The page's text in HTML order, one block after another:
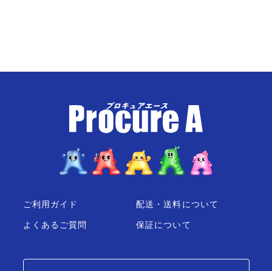
ご利用ガイド
よくあるご質問
配送・送料について
保証について